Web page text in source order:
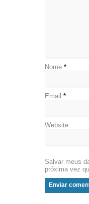
Nome *
Email *
Website
Salvar meus
próxima vez